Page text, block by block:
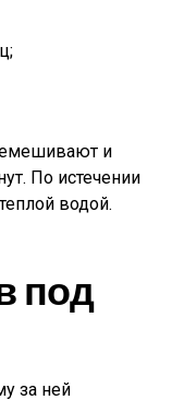
и
По истечении
водой.
под
за ней